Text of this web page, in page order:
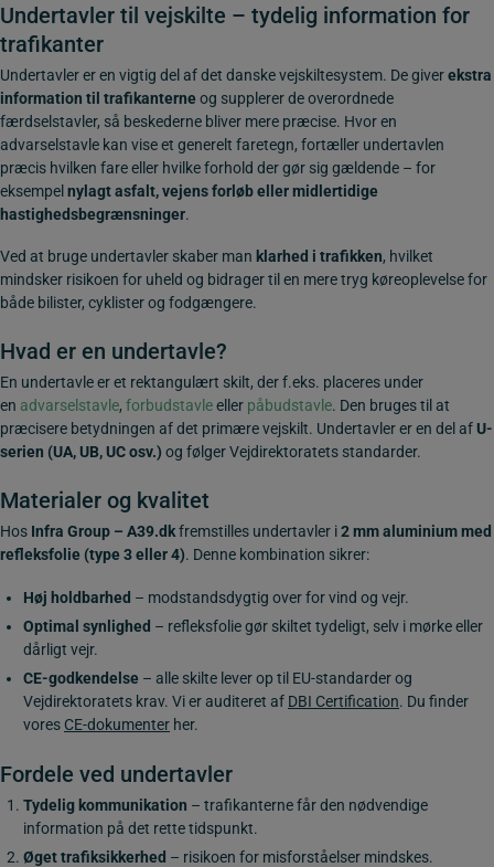
Undertavler til vejskilte – tydelig information for
trafikanter
Undertavler er en vigtig del af det danske vejskiltesystem. De giverekstra
information til trafikanterneog supplerer de overordnede
færdselstavler, så beskederne bliver mere præcise. Hvor en
advarselstavle kan vise et generelt faretegn, fortæller undertavlen
præcis hvilken fareeller hvilke forhold der gør sig gældende – for
eksempelnylagt asfalt, vejens forløb eller midlertidige
hastighedsbegrænsninger.
Ved at bruge undertavler skaber man klarhed i trafikken, hvilket
mindsker risikoen for uheld og bidrager til en mere tryg køreoplevelse for
både bilister, cyklister og fodgængere.
Hvad er en undertavle?
En undertavle er et rektangulært skilt, der f.eks. placeres under
en advarselstavle, forbudstavleeller påbudstavle. Den bruges til at
præcisere betydningen af det primære vejskilt. Undertavler er en del afU-
serien (UA, UB, UC osv.) og følger Vejdirektoratets standarder.
Materialer og kvalitet
Hos Infra Group – A39.dkfremstilles undertavler i2 mm aluminium med
refleksfolie (type 3 eller 4). Denne kombination sikrer:
Høj holdbarhed – modstandsdygtig over for vind og vejr.
Optimal synlighed – refleksfolie gør skiltet tydeligt, selv i mørke eller
dårligt vejr.
CE-godkendelse – alle skilte lever op til EU-standarder og
Vejdirektoratets krav. Vi er auditeret af DBI Certification. Du finder
vores CE-dokumenter her.
Fordele ved undertavler
Tydelig kommunikation – trafikanterne får den nødvendige
information på det rette tidspunkt.
Øget trafiksikkerhed – risikoen for misforståelser mindskes.